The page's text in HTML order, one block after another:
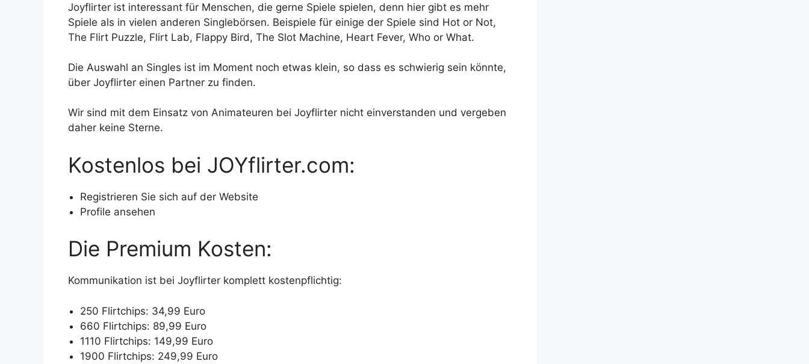
Joyflirter ist interessant für Menschen, die gerne Spiele spielen, denn hier gibt es mehr
Spiele als in vielen anderen Singlebörsen. Beispiele für einige der Spiele sind Hot or Not,
The Flirt Puzzle, Flirt Lab, Flappy Bird, The Slot Machine, Heart Fever, Who or What.
Die Auswahl an Singles ist im Moment noch etwas klein, so dass es schwierig sein könnte,
über Joyflirter einen Partner zu finden.
Wir sind mit dem Einsatz von Animateuren bei Joyflirter nicht einverstanden und vergeben
daher keine Sterne.
Kostenlos bei JOYflirter.com:
Registrieren Sie sich auf der Website
Profile ansehen
Die Premium Kosten:
Kommunikation ist bei Joyflirter komplett kostenpflichtig:
250 Flirtchips: 34,99 Euro
660 Flirtchips: 89,99 Euro
1110 Flirtchips: 149,99 Euro
1900 Flirtchips: 249,99 Euro